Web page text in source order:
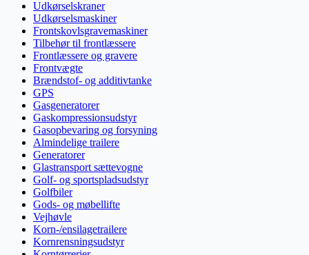
Udkørselskraner
Udkørselsmaskiner
Frontskovlsgravemaskiner
Tilbehør til frontlæssere
Frontlæssere og gravere
Frontvægte
Brændstof- og additivtanke
GPS
Gasgeneratorer
Gaskompressionsudstyr
Gasopbevaring og forsyning
Almindelige trailere
Generatorer
Glastransport sættevogne
Golf- og sportspladsudstyr
Golfbiler
Gods- og møbellifte
Vejhøvle
Korn-/ensilagetrailere
Kornrensningsudstyr